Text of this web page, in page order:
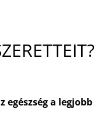
a legjobb